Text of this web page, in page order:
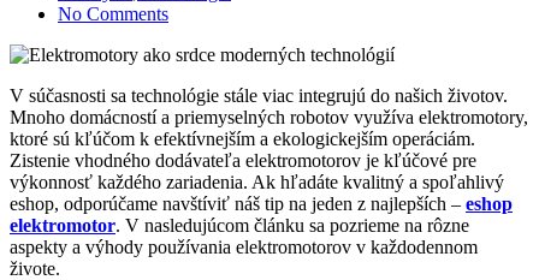
No Comments
V súčasnosti sa technológie stále viac integrujú do našich životov.
Mnoho domácností a priemyselných robotov využíva elektromotory,
ktoré sú kľúčom k efektívnejším a ekologickejším operáciám.
Zistenie vhodného dodávateľa elektromotorov je kľúčové pre
výkonnosť každého zariadenia. Ak hľadáte kvalitný a spoľahlivý
eshop, odporúčame navštíviť náš tip na jeden z najlepších – eshop
elektromotor. V nasledujúcom článku sa pozrieme na rôzne
aspekty a výhody používania elektromotorov v každodennom
živote.